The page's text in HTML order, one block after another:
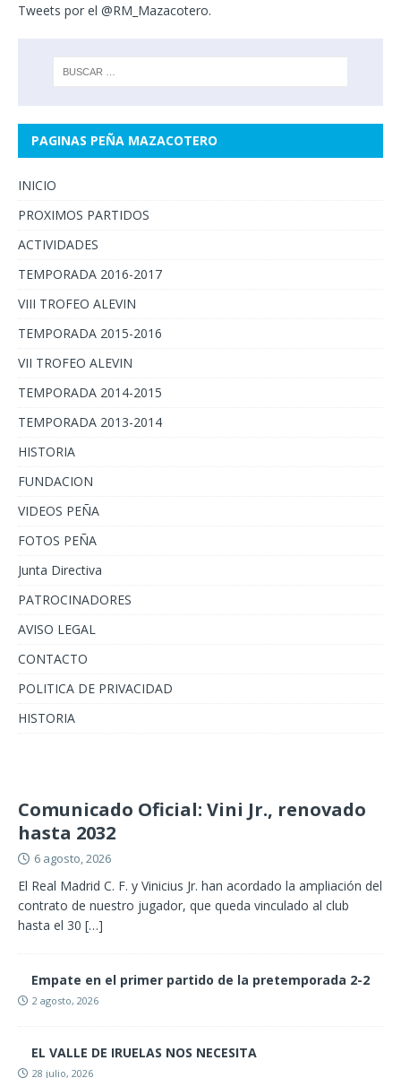
Tweets por el @RM_Mazacotero.
PAGINAS PEÑA MAZACOTERO
INICIO
PROXIMOS PARTIDOS
ACTIVIDADES
TEMPORADA 2016-2017
VIII TROFEO ALEVIN
TEMPORADA 2015-2016
VII TROFEO ALEVIN
TEMPORADA 2014-2015
TEMPORADA 2013-2014
HISTORIA
FUNDACION
VIDEOS PEÑA
FOTOS PEÑA
Junta Directiva
PATROCINADORES
AVISO LEGAL
CONTACTO
POLITICA DE PRIVACIDAD
HISTORIA
Comunicado Oficial: Vini Jr., renovado
hasta 2032
6 agosto, 2026
El Real Madrid C. F. y Vinicius Jr. han acordado la ampliación del
contrato de nuestro jugador, que queda vinculado al club
hasta el 30 […]
Empate en el primer partido de la pretemporada 2-2
2 agosto, 2026
EL VALLE DE IRUELAS NOS NECESITA
28 julio, 2026